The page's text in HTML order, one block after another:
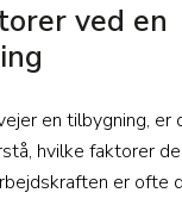
ved en
en tilbygning,
hvilke faktorer
er ofte